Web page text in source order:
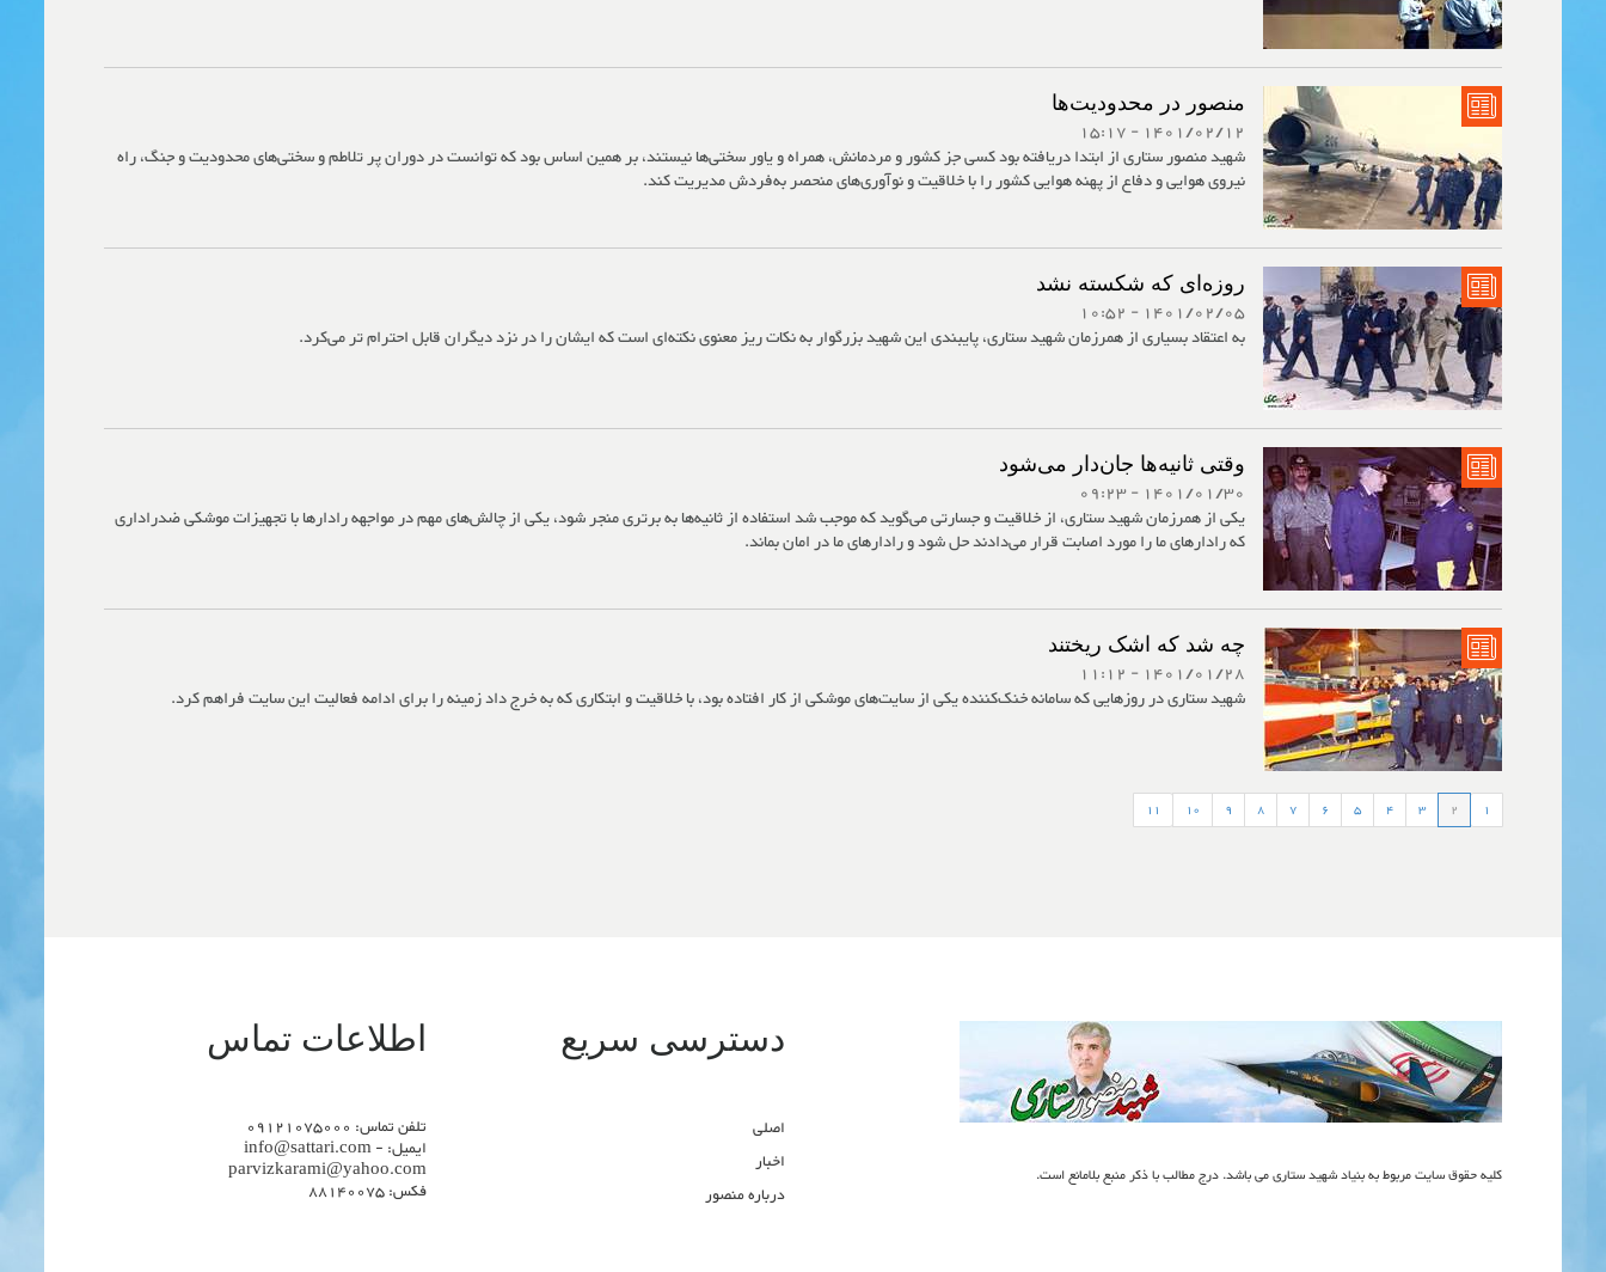
منصور در محدودیت‌ها
1401/02/12 - 15:17
شهید منصور ستاری از ابتدا دریافته بود کسی جز کشور و مردمانش، همراه و یاور سختی‌ها نیستند، بر همین اساس بود که توانست در دوران پر تلاطم و سختی‌های محدودیت و جنگ، راه
نیروی هوایی و دفاع از پهنه هوایی کشور را با خلاقیت و نوآوری‌های منحصر به‌فردش مدیریت کند.
روزه‌ای که شکسته نشد
1401/02/05 - 10:52
به اعتقاد بسیاری از همرزمان شهید ستاری، پایبندی این شهید بزرگوار به نکات ریز معنوی نکته‌ای است که ایشان را در نزد دیگران قابل احترام تر می‌کرد.
وقتی ثانیه‌ها جان‌دار می‌شود
1401/01/30 - 09:23
یکی از همرزمان شهید ستاری، از خلاقیت و جسارتی می‌گوید که موجب شد استفاده از ثانیه‌ها به برتری منجر شود، یکی از چالش‌های مهم در مواجهه رادارها با تجهیزات موشکی ضدراداری
که رادارهای ما را مورد اصابت قرار می‌دادند حل شود و رادارهای ما در امان بماند.
چه شد که اشک ریختند
1401/01/28 - 11:12
شهید ستاری در روزهایی که سامانه خنک‌کننده یکی از سایت‌های موشکی از کار افتاده بود، با خلاقیت و ابتکاری که به خرج داد زمینه را برای ادامه فعالیت این سایت فراهم کرد.
1
2
3
4
5
6
7
8
9
10
11
کلیه حقوق سایت مربوط به بنیاد شهید ستاری می باشد. درج مطالب با ذکر منبع بلامانع است.
دسترسی سریع
اصلی
اخبار
درباره منصور
اطلاعات تماس
تلفن تماس: 09121075000
ایمیل: info@sattari.com -
parvizkarami@yahoo.com
فکس: 88140075